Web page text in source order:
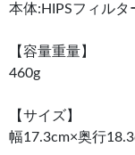
本体:HIPSフィルタ
【容量重量】
460g
【サイズ】
幅17.3cm×奥行